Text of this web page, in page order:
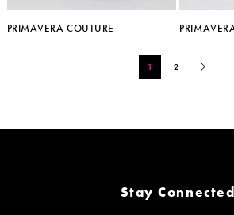
PRIMAVERA COUTURE
1 2
Stay Connected